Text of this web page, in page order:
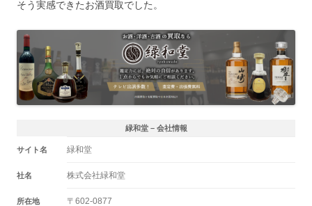
そう実感できたお酒買取でした。
緑和堂 – 会社情報
サイト名 緑和堂
社名 株式会社緑和堂
所在地
〒602-0877